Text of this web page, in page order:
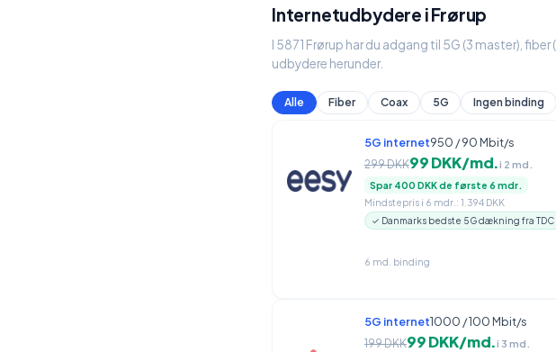
Internetudbydere i Frørup
I 5871 Frørup har du adgang til 5G (3 master),
udbydere herunder.
Alle Fiber Coax 5G Ingen binding
5G internet950 / 90 Mbit/s
299 DKK99 DKK/md.i 2 md.
Spar 400 DKK de første 6 mdr.
Mindstepris i 6 mdr.: 1.394 DKK
✓ Danmarks bedste 5G dækning fra TDC
6 md. binding
5G internet1000 / 100 Mbit/s
199 DKK99 DKK/md.i 3 md.